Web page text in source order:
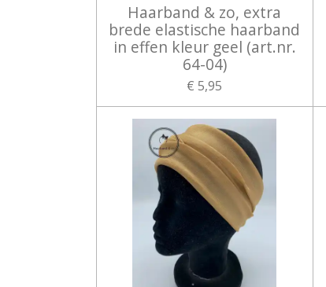
Haarband & zo, extra
brede elastische haarband
in effen kleur geel (art.nr.
64-04)
€ 5,95